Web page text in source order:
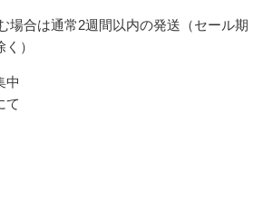
場合は通常2週間以内の発送（セール期
）
中
て